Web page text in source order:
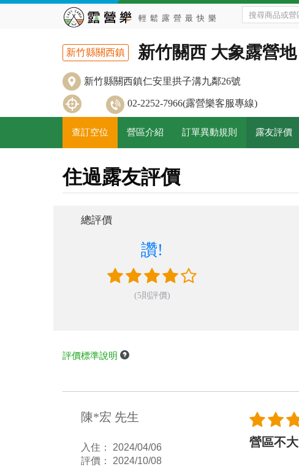
新竹縣關西鎮 新竹關西 大象露營地
新竹縣關西鎮仁安里拱子溝九鄰26號
02-2252-7966(露營樂客服專線)
查訂空位 營區介紹 訂單異動規則 露友評價
住過露友評價
總評價
讚!
(5則評價)
評價標準說明
陳*宏 先生
入住： 2024/04/06
評價： 2024/10/08
營區不大